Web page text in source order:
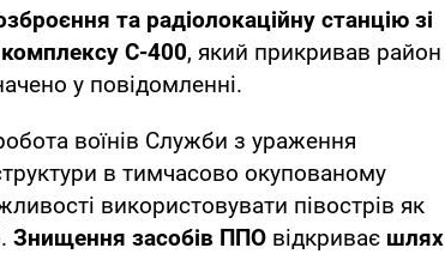
та радіолокаційну станцію зі
комплексу С-400, який прикривав район
у повідомленні.
воїнів Служби з ураження
в тимчасово окупованому
використовувати півострів як
Знищення засобів ППО відкриває шлях